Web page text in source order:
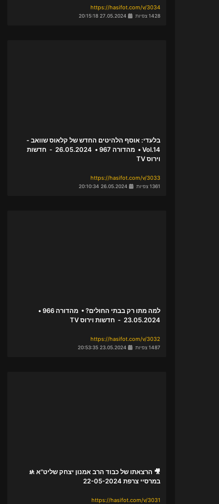
https://hasifot.com/v/3034
1428 צפיות
בלעדי: אוסף הלהיטים החדש של קלאוס שוואב -
Vol.14 • מהדורה 967 • 26.05.2024 - חדשות
וירוס TV
https://hasifot.com/v/3033
1361 צפיות
למה מתו רק בבתי החולים? • מהדורה 966 •
23.05.2024 - חדשות וירוס TV
https://hasifot.com/v/3032
1487 צפיות
🎥 הרצאתו של כבוד הרב אמנון יצחק שליט"א 🚸
במרסיי צרפת 22-05-2024
https://hasifot.com/v/3031